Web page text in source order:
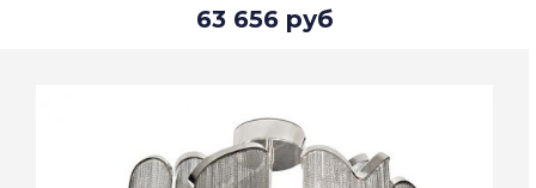
63 656 руб